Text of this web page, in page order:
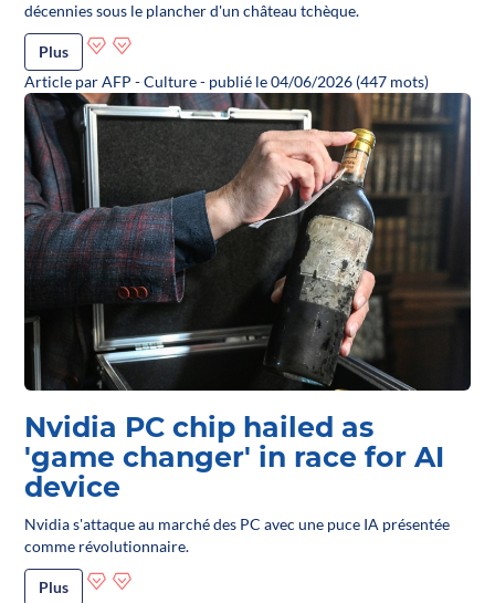
décennies sous le plancher d'un château tchèque.
Plus
Article par AFP - Culture - publié le 04/06/2026 (447 mots)
Nvidia PC chip hailed as
'game changer' in race for AI
device
Nvidia s'attaque au marché des PC avec une puce IA présentée
comme révolutionnaire.
Plus